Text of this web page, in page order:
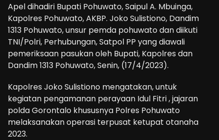
Apel dihadiri Bupati Pohuwato, Saipul A. Mbuinga,
Kapolres Pohuwato, AKBP. Joko Sulistiono, Dandim
1313 Pohuwato, unsur pemda pohuwato dan diikuti
TNI/Polri, Perhubungan, Satpol PP yang diawali
pemeriksaan pasukan oleh Bupati, Kapolres dan
Dandim 1313 Pohuwato, Senin, (17/4/2023).
Kapolres Joko Sulistiono mengatakan, untuk
kegiatan pengamanan perayaan Idul Fitri , jajaran
polda Gorontalo khususnya Polres Pohuwato
melaksanakan operasi terpusat ketupat otanaha
2023.